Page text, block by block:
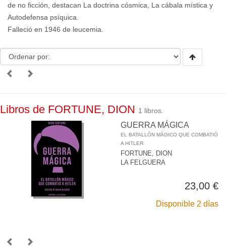
de no ficción, destacan La doctrina cósmica, La cábala mística y
Autodefensa psíquica.
Falleció en 1946 de leucemia.
Libros de FORTUNE, DION 1 libros.
GUERRA MÁGICA
EL BATALLÓN MÁGICO QUE COMBATIÓ
A HITLER
FORTUNE, DION
LA FELGUERA
23,00 €
Disponible 2 días